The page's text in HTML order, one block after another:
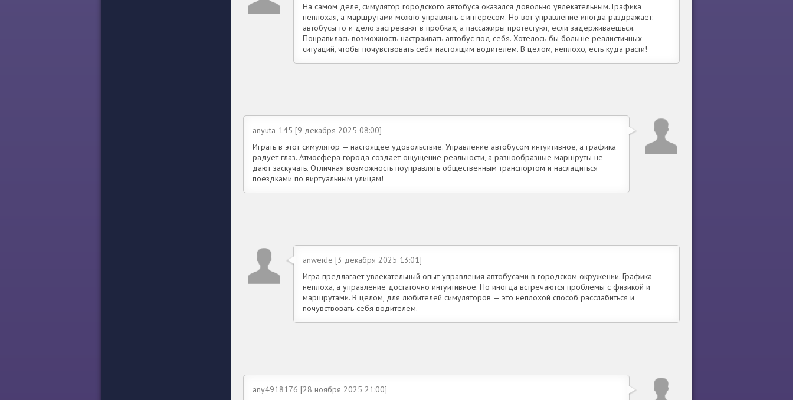
На самом деле, симулятор городского автобуса оказался довольно увлекательным. Графика
неплохая, а маршрутами можно управлять с интересом. Но вот управление иногда раздражает:
автобусы то и дело застревают в пробках, а пассажиры протестуют, если задерживаешься.
Понравилась возможность настраивать автобус под себя. Хотелось бы больше реалистичных
ситуаций, чтобы почувствовать себя настоящим водителем. В целом, неплохо, есть куда расти!
anyuta-145 [9 декабря 2025 08:00]
Играть в этот симулятор — настоящее удовольствие. Управление автобусом интуитивное, а графика
радует глаз. Атмосфера города создает ощущение реальности, а разнообразные маршруты не
дают заскучать. Отличная возможность поуправлять общественным транспортом и насладиться
поездками по виртуальным улицам!
anweide [3 декабря 2025 13:01]
Игра предлагает увлекательный опыт управления автобусами в городском окружении. Графика
неплоха, а управление достаточно интуитивное. Но иногда встречаются проблемы с физикой и
маршрутами. В целом, для любителей симуляторов — это неплохой способ расслабиться и
почувствовать себя водителем.
any4918176 [28 ноября 2025 21:00]